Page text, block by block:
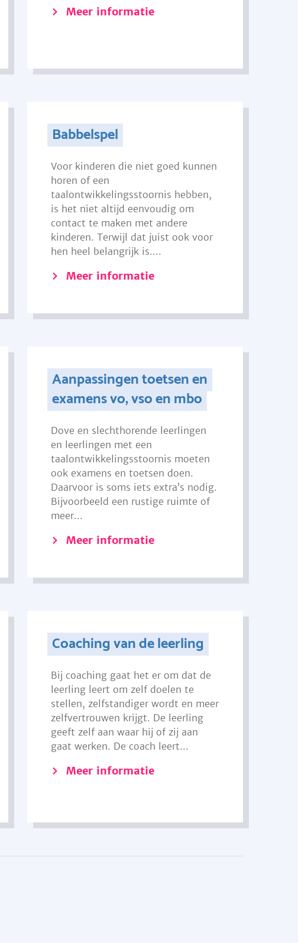
Meer informatie
Babbelspel
Voor kinderen die niet goed kunnen
horen of een
taalontwikkelingsstoornis hebben,
is het niet altijd eenvoudig om
contact te maken met andere
kinderen. Terwijl dat juist ook voor
hen heel belangrijk is....
Meer informatie
Aanpassingen toetsen en
examens vo, vso en mbo
Dove en slechthorende leerlingen
en leerlingen met een
taalontwikkelingsstoornis moeten
ook examens en toetsen doen.
Daarvoor is soms iets extra’s nodig.
Bijvoorbeeld een rustige ruimte of
meer...
Meer informatie
Coaching van de leerling
Bij coaching gaat het er om dat de
leerling leert om zelf doelen te
stellen, zelfstandiger wordt en meer
zelfvertrouwen krijgt. De leerling
geeft zelf aan waar hij of zij aan
gaat werken. De coach leert...
Meer informatie